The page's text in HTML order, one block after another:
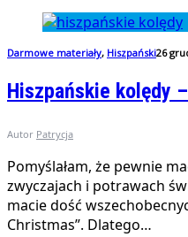
Darmowe materiały, Hiszpański26
Hiszpańskie kolędy
Autor Patrycja
Pomyślałam, że pewnie
zwyczajach i potrawach
macie dość
Christmas”. Dlatego…